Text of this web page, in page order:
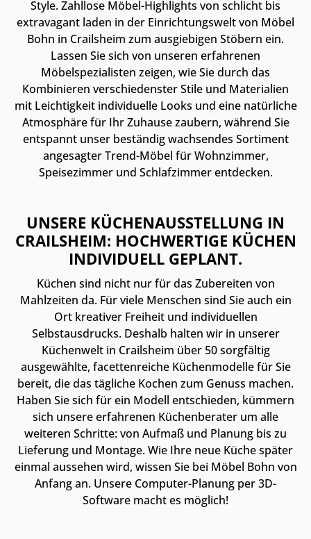
Style. Zahllose Möbel-Highlights von schlicht bis
extravagant laden in der Einrichtungswelt von Möbel
Bohn in Crailsheim zum ausgiebigen Stöbern ein.
Lassen Sie sich von unseren erfahrenen
Möbelspezialisten zeigen, wie Sie durch das
Kombinieren verschiedenster Stile und Materialien
mit Leichtigkeit individuelle Looks und eine natürliche
Atmosphäre für Ihr Zuhause zaubern, während Sie
entspannt unser beständig wachsendes Sortiment
angesagter Trend-Möbel für Wohnzimmer,
Speisezimmer und Schlafzimmer entdecken.
UNSERE KÜCHENAUSSTELLUNG IN
CRAILSHEIM: HOCHWERTIGE KÜCHEN
INDIVIDUELL GEPLANT.
Küchen sind nicht nur für das Zubereiten von
Mahlzeiten da. Für viele Menschen sind Sie auch ein
Ort kreativer Freiheit und individuellen
Selbstausdrucks. Deshalb halten wir in unserer
Küchenwelt in Crailsheim über 50 sorgfältig
ausgewählte, facettenreiche Küchenmodelle für Sie
bereit, die das tägliche Kochen zum Genuss machen.
Haben Sie sich für ein Modell entschieden, kümmern
sich unsere erfahrenen Küchenberater um alle
weiteren Schritte: von Aufmaß und Planung bis zu
Lieferung und Montage. Wie Ihre neue Küche später
einmal aussehen wird, wissen Sie bei Möbel Bohn von
Anfang an. Unsere Computer-Planung per 3D-
Software macht es möglich!